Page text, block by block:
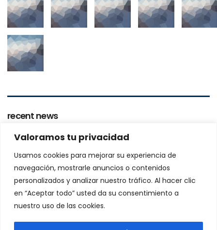
Valoramos tu privacidad
Usamos cookies para mejorar su experiencia de
navegación, mostrarle anuncios o contenidos
personalizados y analizar nuestro tráfico. Al hacer clic
en “Aceptar todo” usted da su consentimiento a
nuestro uso de las cookies.
recent news
De la intuición a la data: cómo evaluar talento
22 de julio de 2026
Employee Experience: el verdadero diferenciador
competitivo en talento